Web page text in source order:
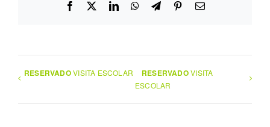
Facebook LinkedInWhatsApp
TelegramPinterestCorreo
RESERVADOVISITA ESCOLAR RESERVADOVISITA
ESCOLAR